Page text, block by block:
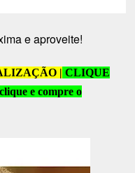
e aproveite!
| CLIQUE
e compre o